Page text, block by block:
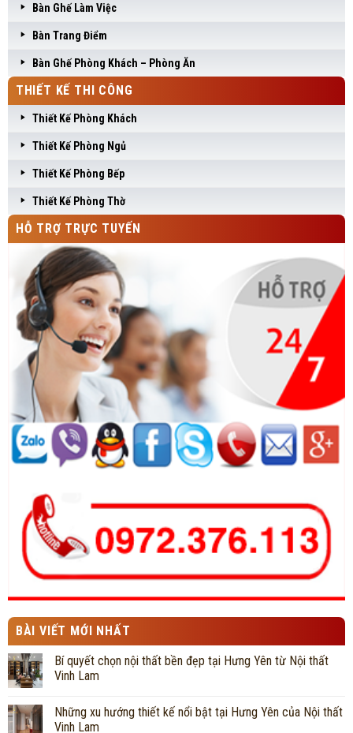
Bàn Ghế Làm Việc
Bàn Trang Điểm
Bàn Ghế Phòng Khách – Phòng Ăn
THIẾT KẾ THI CÔNG
Thiết Kế Phòng Khách
Thiết Kế Phòng Ngủ
Thiết Kế Phòng Bếp
Thiết Kế Phòng Thờ
HỖ TRỢ TRỰC TUYẾN
BÀI VIẾT MỚI NHẤT
Bí quyết chọn nội thất bền đẹp tại Hưng Yên từ Nội thất
Vinh Lam
Những xu hướng thiết kế nổi bật tại Hưng Yên của Nội thất
Vinh Lam